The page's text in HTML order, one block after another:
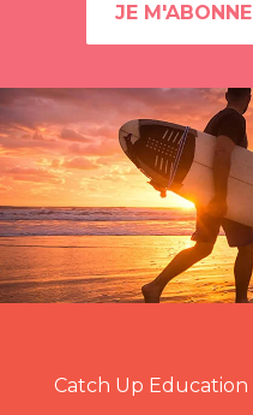
JE M'ABONNE
Catch Up Education